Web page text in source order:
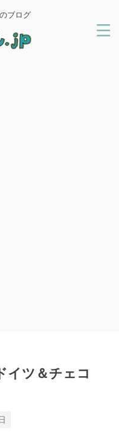
ブログ
イツ＆チェコ